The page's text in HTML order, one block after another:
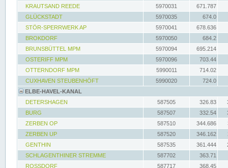
KRAUTSAND REEDE
5970031
671.787
GLÜCKSTADT
5970035
674.0
STÖR-SPERRWERK AP
5970041
678.636
BROKDORF
5970050
684.2
BRUNSBÜTTEL MPM
5970094
695.214
OSTERIFF MPM
5970096
703.44
OTTERNDORF MPM
5990011
714.02
CUXHAVEN STEUBENHÖFT
5990020
724.0
ELBE-HAVEL-KANAL
DETERSHAGEN
587505 326.83
BURG
587507 332.54
ZERBEN OP
587510 344.686
ZERBEN UP
587520 346.162
GENTHIN
587535 361.444
SCHLAGENTHINER STREMME
587702
363.71
ROSSDORF
587717 368.45